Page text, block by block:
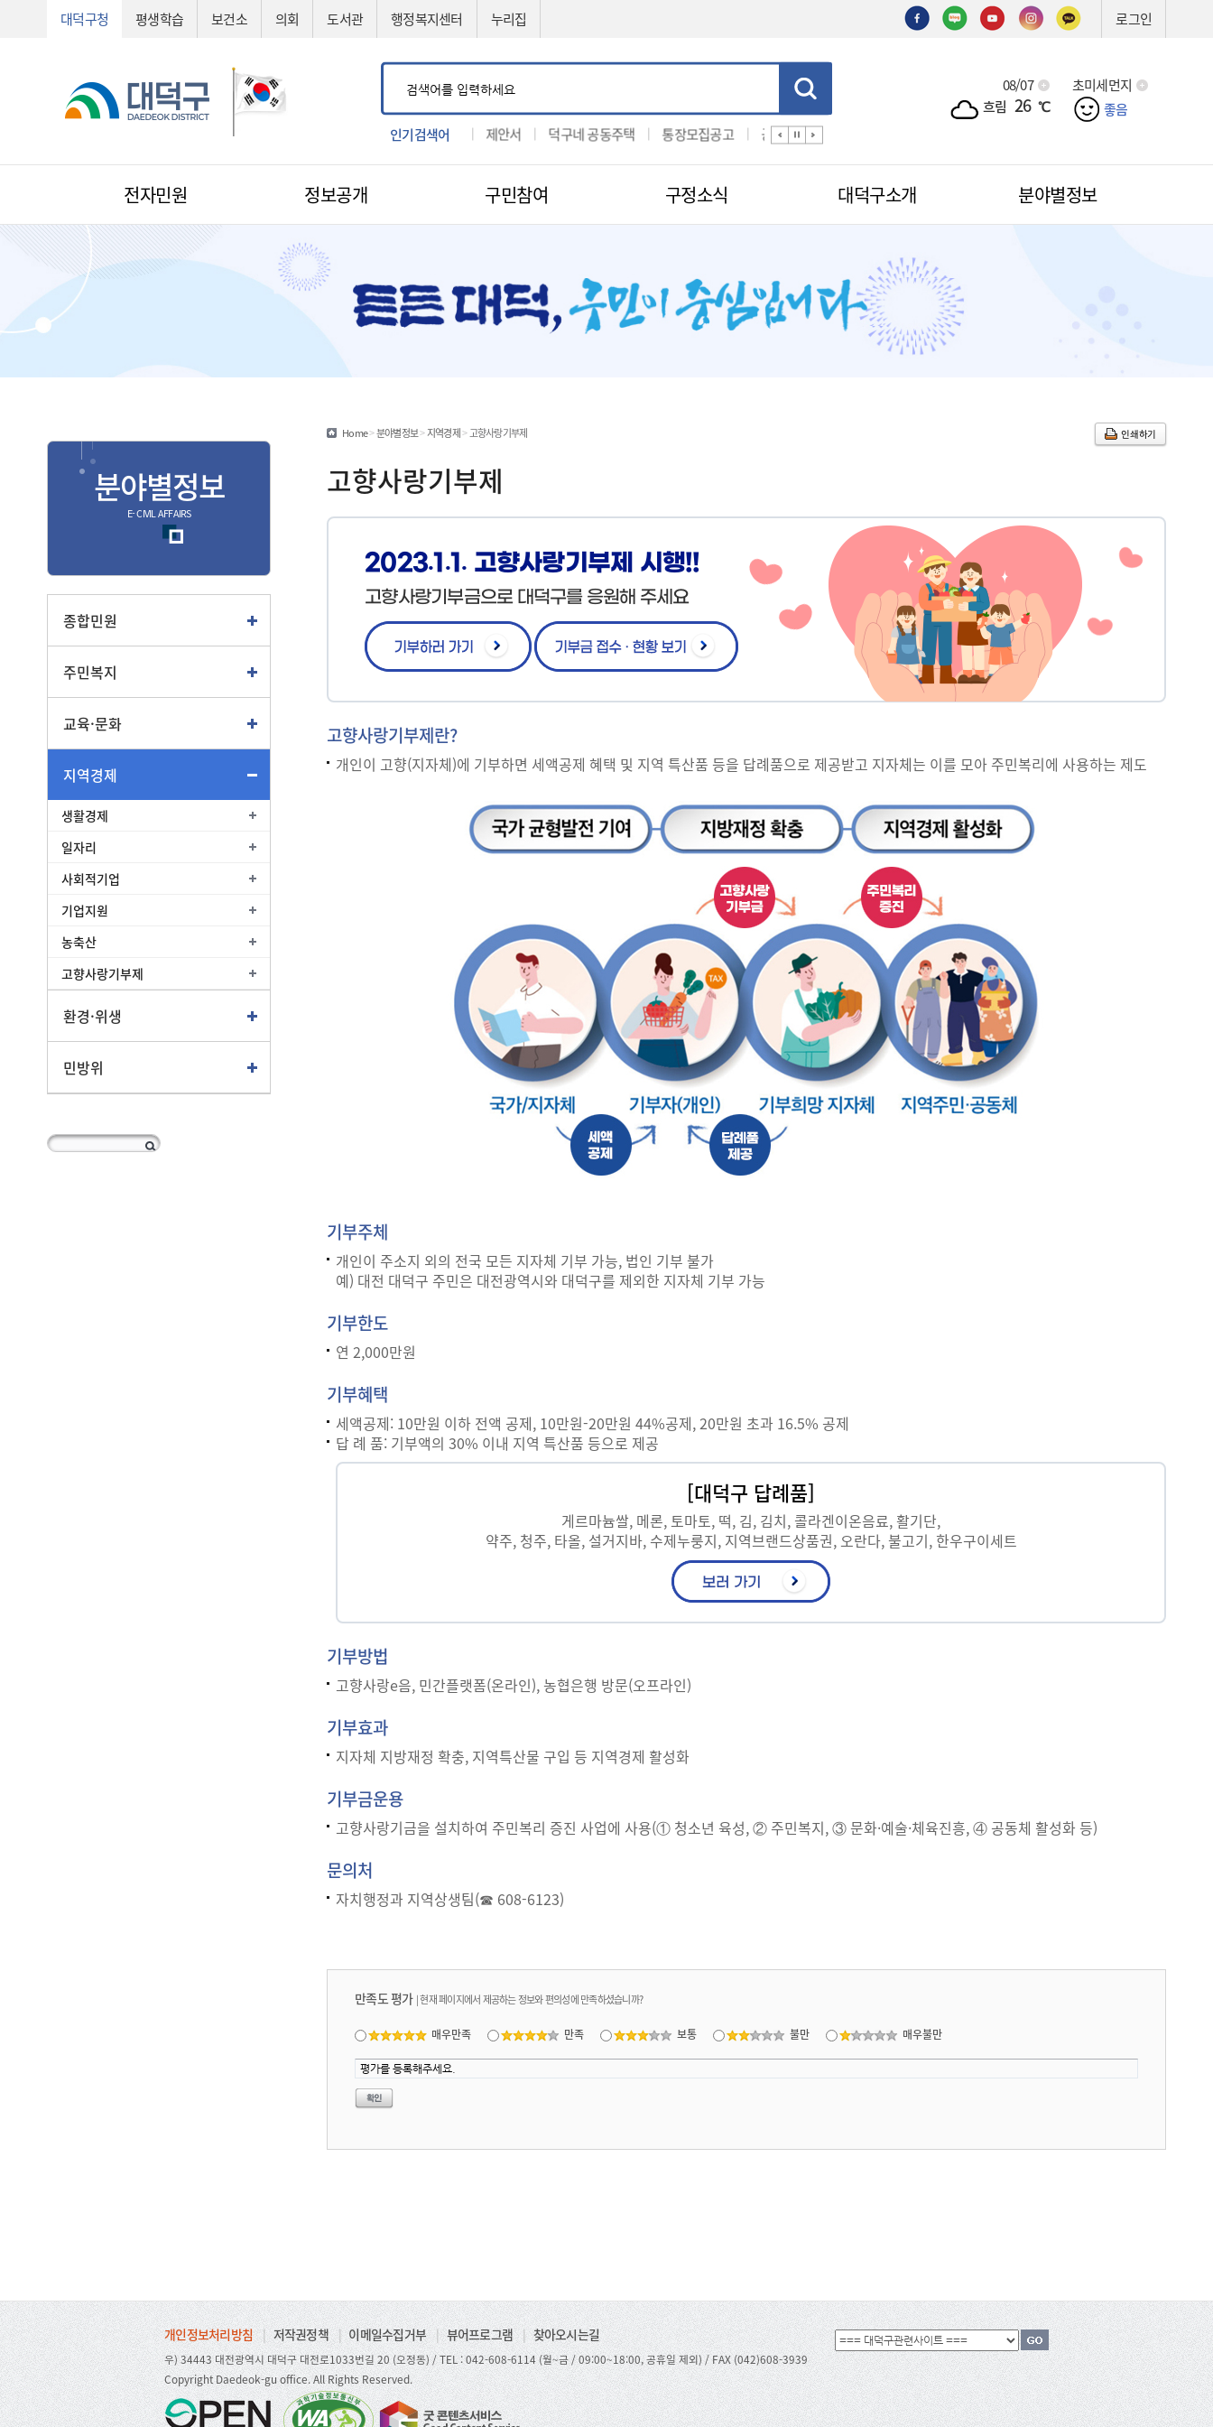
대덕구청 평생학습 보건소 의회 도서관 행정복지센터 누리집 로그인
인기검색어
예산서 입찰 제안서 덕구네 공동주택 통장모집공고 공법선정
08/07
흐림 26 ℃
초미세먼지
좋음
전자민원
전자민원
민원신청
1:1 민원신청
공직자비리신고
지방규제신고센터
민원편람/서식
온라인민원발급
안전신문고
적극행정
제도소개
법원전용 통합무인민원발급기
종합민원
종합민원안내
정보공개 구민참여 구정소식 대덕구소개 분야별정보
분야별정보
E- CIVIL AFFAIRS
종합민원
주민복지
교육·문화
지역경제
생활경제
일자리
사회적기업
기업지원
농축산
고향사랑기부제
환경·위생
민방위
Home>분야별정보>지역경제>고향사랑기부제 인쇄하기
고향사랑기부제
2023.1.1. 고향사랑기부제 시행!!
고향사랑기부금으로 대덕구를 응원해 주세요
고향사랑기부제란?
개인이 고향(지자체)에 기부하면 세액공제 혜택 및 지역 특산품 등을 답례품으로 제공받고 지자체는 이를 모아 주민복리에 사용하는 제도
기부주체
개인이 주소지 외의 전국 모든 지자체 기부 가능, 법인 기부 불가
예) 대전 대덕구 주민은 대전광역시와 대덕구를 제외한 지자체 기부 가능
기부한도
연 2,000만원
기부혜택
세액공제: 10만원 이하 전액 공제, 10만원-20만원 44%공제, 20만원 초과 16.5% 공제
답 례 품: 기부액의 30% 이내 지역 특산품 등으로 제공
[대덕구 답례품]
게르마늄쌀, 메론, 토마토, 떡, 김, 김치, 콜라겐이온음료, 활기단,
약주, 청주, 타올, 설거지바, 수제누룽지, 지역브랜드상품권, 오란다, 불고기, 한우구이세트
기부방법
고향사랑e음, 민간플랫폼(온라인), 농협은행 방문(오프라인)
기부효과
지자체 지방재정 확충, 지역특산물 구입 등 지역경제 활성화
기부금운용
고향사랑기금을 설치하여 주민복리 증진 사업에 사용(① 청소년 육성, ② 주민복지, ③ 문화·예술·체육진흥, ④ 공동체 활성화 등)
문의처
자치행정과 지역상생팀(☎ 608-6123)
만족도 평가 |현재 페이지에서 제공하는 정보와 편의성에 만족하셨습니까?
매우만족 만족 보통 불만 매우불만
개인정보처리방침 | 저작권정책 | 이메일수집거부 | 뷰어프로그램 | 찾아오시는길
우) 34443 대전광역시 대덕구 대전로1033번길 20 (오정동) /TEL : 042-608-6114 (월~금 / 09:00~18:00, 공휴일 제외) / FAX (042)608-3939
Copyright Daedeok-gu office. All Rights Reserved.